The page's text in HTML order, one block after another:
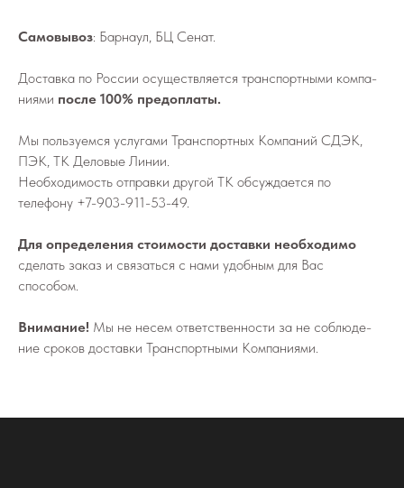
Самовывоз: Барнаул, БЦ Сенат.
До­став­ка по России осу­ществ­ля­ет­ся транс­порт­ны­ми ком­па­
ни­я­ми после 100% предоплаты.
Мы поль­зу­ем­ся услу­га­ми Транс­порт­ных Ком­па­ний СДЭК,
ПЭК, ТК Деловые Линии.
Не­об­хо­ди­мо­сть от­прав­ки дру­гой ТК об­суж­да­ет­ся по
телефону +7-903-911-53-49.
Для определения стоимости доставки необходимо
сделать заказ и связаться с нами удобным для Вас
способом.
Внимание! Мы не не­сем от­вет­ствен­но­сти за не со­блю­де­
ние сро­ков до­став­ки Транс­порт­ны­ми Ком­па­ни­я­ми.